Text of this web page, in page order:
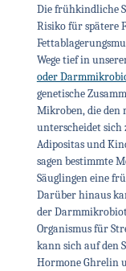
Die frühkindliche
Risiko für spätere
Wege tief in
oder
genetische
Mikroben, die den
unterscheidet
Adipositas und
sagen bestimmte
Säuglingen eine
Darüber hinaus
der
Organismus für
kann sich auf den
Hormone Ghrelin